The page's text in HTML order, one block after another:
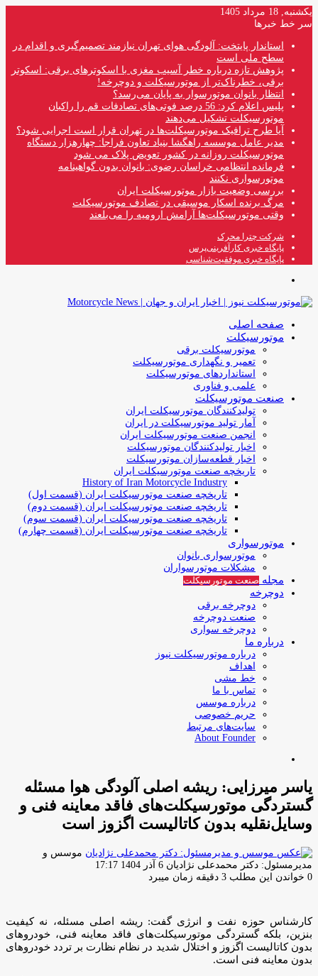
یکشنبه, 18 مرداد 1405
سر خط خبرها
استاندار پایتخت: آلودگی هوای تهران نیازمند تصمیم‌گیری و اقدام در
سطح ملی است
پژوهش تازه درباره خطر آسیب مغزی با اسکوترهای برقی: اسکوتر
برقی، خطرناک‌تر از موتورسیکلت و دوچرخه!
انتظار بانوان موتورسوار به پایان می‌رسد؟
پلیس اعلام کرد: 56 درصد فوتی‌های تصادفات قم را راکبان
موتورسیکلت تشکیل می‌دهند
آیا طرح ترافیک موتورسیکلت‌ها در تهران قرار است اجرایی شود؟
مدیر عامل موسسه راهگشا بنیاد تعاون فراجا: چهارهزار دستگاه
موتورسیکلت روزانه در کشور تعویض پلاک می شود
فرمانده انتظامی خراسان رضوی: بانوان بدون گواهینامه
موتورسواری نکنند
بررسی وضعیت بازار موتورسیکلت ایران
مرگ برنده اسکار موسیقی در تصادف موتورسیکلت
وقتی موتورسیکلت‌ها آرامش ارومیه را می‌بلعند
شرکت چترا محرک
پایگاه خبری کارآفرینی‌پرس
پایگاه خبری موفقیت‌شناسی
صفحه اصلی
موتورسیکلت
موتورسیکلت برقی
تعمیر و نگهداری موتورسیکلت
استانداردهای موتورسیکلت
علمی و فناوری
صنعت موتورسیکلت
تولیدکنندگان موتورسیکلت ایران
آمار تولید موتورسیکلت در ایران
انجمن صنعت موتورسیکلت ایران
اخبار تولیدکنندگان موتورسیکلت
اخبار قطعه‌سازان موتورسیکلت
تاریخچه صنعت موتورسیکلت ایران
History of Iran Motorcycle Industry
تاریخچه صنعت موتورسیکلت ایران (قسمت اول)
تاریخچه صنعت موتورسیکلت ایران (قسمت دوم)
تاریخچه صنعت موتورسیکلت ایران (قسمت سوم)
تاریخچه صنعت موتورسیکلت ایران (قسمت چهارم)
موتورسواری
موتورسواری بانوان
مشکلات موتورسواران
مجله صنعت موتورسیکلت
دوچرخه
دوچرخه برقی
صنعت دوچرخه
دوچرخه سواری
درباره ما
درباره موتورسیکلت نیوز
اهداف
خط مشی
تماس با ما
درباره موسس
حریم خصوصی
سایت‌های مرتبط
About Founder
یاسر میرزایی: ریشه اصلی آلودگی هوا مسئله
گستردگی موتورسیکلت‌های فاقد معاینه فنی و
وسایل‌نقلیه بدون کاتالیست اگزوز است
موسس و
مدیرمسئول: دکتر محمدعلی نژادیان ارسال
ایمیل
6 آذر 1404 17:17
0 خواندن این مطلب 3 دقیقه زمان میبرد
کارشناس حوزه نفت و انرژی گفت: ریشه اصلی مسئله، نه کیفیت
بنزین، بلکه گستردگی موتورسیکلت‌های فاقد معاینه فنی، خودروهای
بدون کاتالیست اگزوز و اختلال شدید در نظام نظارت بر تردد خودروهای
بدون معاینه فنی است.